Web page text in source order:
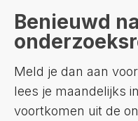
Benieuwd
Meld je dan aan
lees je maandelijks
voortkomen uit de